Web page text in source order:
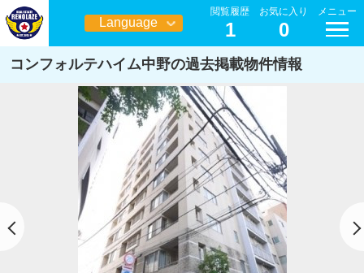
Language
日本語
閲覧履歴
1
お気に入り
0
メニュー
コンフォルテハイム中野の過去掲載物件情報